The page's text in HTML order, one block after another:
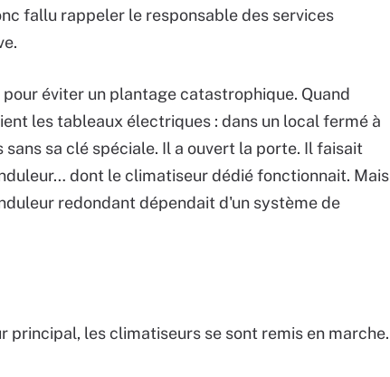
fallu rappeler le responsable des services
éviter un plantage catastrophique. Quand
les tableaux électriques : dans un local fermé à
sa clé spéciale. Il a ouvert la porte. Il faisait
dont le climatiseur dédié fonctionnait. Mais
redondant dépendait d'un système de
principal, les climatiseurs se sont remis en marche.